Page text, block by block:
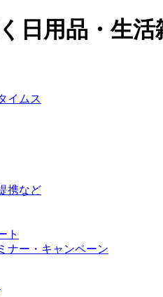
日用品・生
携など
ト
ナー・キャンペーン